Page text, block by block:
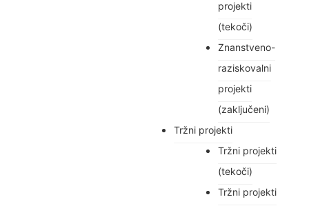
projekti
(tekoči)
Znanstveno-
raziskovalni
projekti
(zaključeni)
Tržni projekti
Tržni projekti
(tekoči)
Tržni projekti